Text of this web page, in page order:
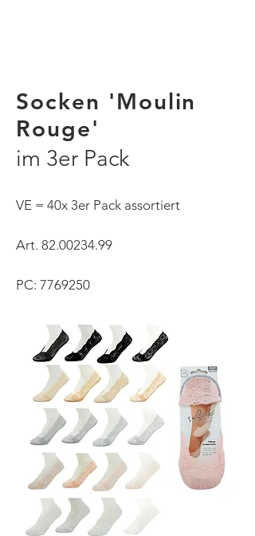
Socken 'Moulin
Rouge'
im 3er Pack
VE = 40x 3er Pack assortiert
Art. 82.00234.99
PC: 7769250